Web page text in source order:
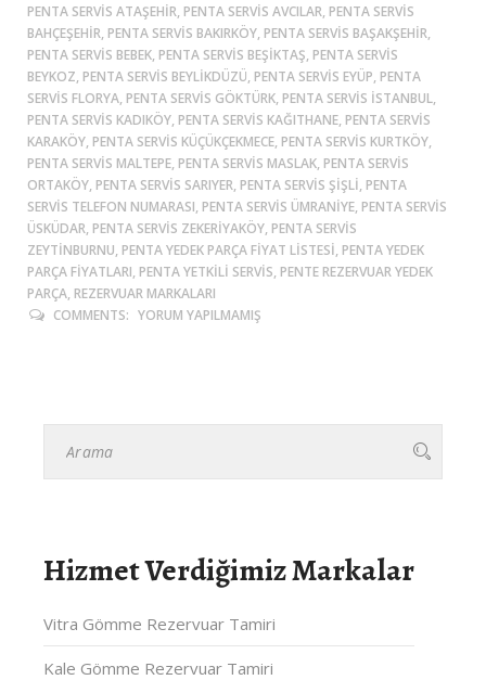
PENTA SERVIS ATAŞEHIR, PENTA SERVIS AVCILAR, PENTA SERVIS
BAHÇEŞEHIR, PENTA SERVIS BAKIRKÖY, PENTA SERVIS BAŞAKŞEHIR,
PENTA SERVIS BEBEK, PENTA SERVIS BEŞIKTAŞ, PENTA SERVIS
BEYKOZ, PENTA SERVIS BEYLIKDÜZÜ, PENTA SERVIS EYÜP, PENTA
SERVIS FLORYA, PENTA SERVIS GÖKTÜRK, PENTA SERVIS ISTANBUL,
PENTA SERVIS KADIKÖY, PENTA SERVIS KAĞITHANE, PENTA SERVIS
KARAKÖY, PENTA SERVIS KÜÇÜKÇEKMECE, PENTA SERVIS KURTKÖY,
PENTA SERVIS MALTEPE, PENTA SERVIS MASLAK, PENTA SERVIS
ORTAKÖY, PENTA SERVIS SARIYER, PENTA SERVIS ŞIŞLI, PENTA
SERVIS TELEFON NUMARASI, PENTA SERVIS ÜMRANIYE, PENTA SERVIS
ÜSKÜDAR, PENTA SERVIS ZEKERIYAKÖY, PENTA SERVIS
ZEYTINBURNU, PENTA YEDEK PARÇA FIYAT LISTESI, PENTA YEDEK
PARÇA FIYATLARI, PENTA YETKILI SERVIS, PENTE REZERVUAR YEDEK
PARÇA, REZERVUAR MARKALARI
COMMENTS: YORUM YAPILMAMIŞ
Hizmet Verdiğimiz Markalar
Vitra Gömme Rezervuar Tamiri
Kale Gömme Rezervuar Tamiri